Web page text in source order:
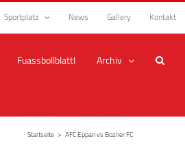
Sportplatz News Gallery Kontakt
Fuassbollblattl Archiv
Startseite > AFC Eppan vs Bozner FC